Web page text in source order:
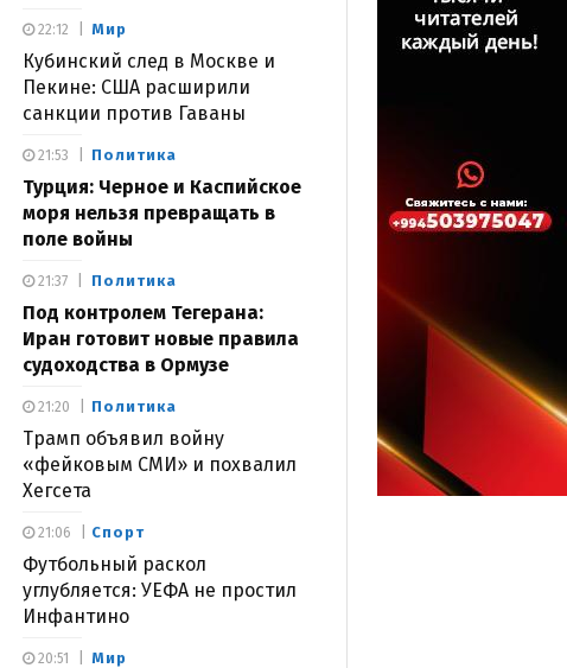
Мир
Кубинский след в Москве и
Пекине: США расширили
санкции против Гаваны
22:12
Политика
Турция: Черное и Каспийское
моря нельзя превращать в
поле войны
21:53
Политика
Под контролем Тегерана:
Иран готовит новые правила
судоходства в Ормузе
21:37
Политика
Трамп объявил войну
«фейковым СМИ» и похвалил
Хегсета
21:20
Спорт
Футбольный раскол
углубляется: УЕФА не простил
Инфантино
21:06
Мир
20:51